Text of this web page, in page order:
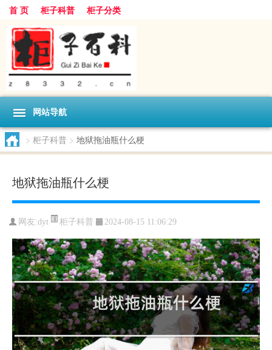
首 页 柜子科普 柜子分类
网站导航
> 柜子科普 > 地狱拖油瓶什么梗
地狱拖油瓶什么梗
网友:dyt 柜子科普 2024-08-15 11:06:29